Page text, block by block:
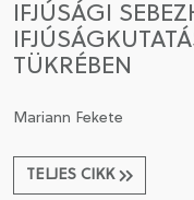
CSATLAKOZÁS A
TAGSÁGOMAT
IFJÚSÁGI
TÜKRÉBEN
Mariann Fekete
TELJES CIKK